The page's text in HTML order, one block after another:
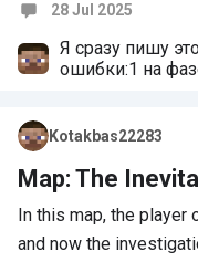
28 Jul 2025
Я сразу пишу
ошибки:1 на фазе паркура в начале нет лестницы
пробегом от
Kotakbas22283
Map: The
In this map, the player
and now the